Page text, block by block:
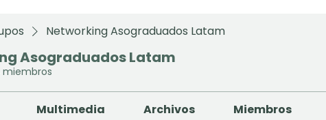
Networking Asograduados Latam
Asograduados Latam
miembros
Multimedia Archivos Miembros